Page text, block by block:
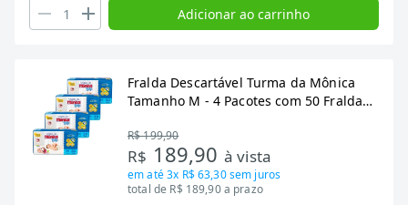
Adicionar ao carrinho
Fralda Descartável Turma da Mônica
Tamanho M - 4 Pacotes com 50 Fraldas -
R$ 199,90
R$ 189,90 à vista
em até3x R$ 63,30sem juros
total de R$ 189,90 a prazo